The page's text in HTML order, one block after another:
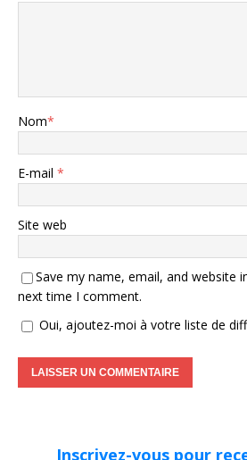
Nom*
E-mail *
Site web
Save my name, email, and website
next time I comment.
Oui, ajoutez-moi à votre liste de
Inscrivez-vous pour